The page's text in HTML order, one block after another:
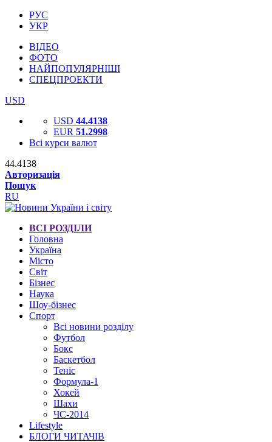
РУС
УКР
ВІДЕО
ФОТО
НАЙПОПУЛЯРНІШІ
СПЕЦПРОЕКТИ
USD
USD 44.4138
EUR 51.2998
Всі курси валют
44.4138
Авторизація
Пошук
RU
ВСІ РОЗДІЛИ
Головна
Україна
Місто
Світ
Бізнес
Наука
Шоу-бізнес
Спорт
Всі новини розділу
Футбол
Бокс
Баскетбол
Теніс
Формула-1
Хокей
Шахи
ЧС-2014
Lifestyle
БЛОГИ ЧИТАЧІВ